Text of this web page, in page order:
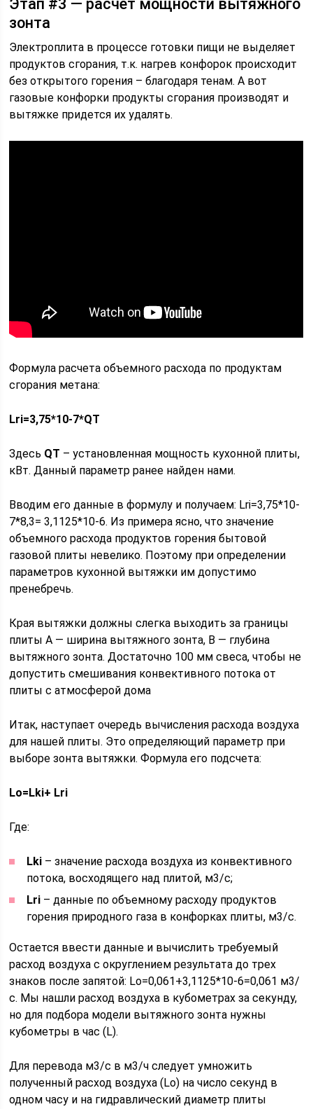
Этап #3 — расчет мощности вытяжного
зонта
Электроплита в процессе готовки пищи не выделяет
продуктов сгорания, т.к. нагрев конфорок происходит
без открытого горения – благодаря тенам. А вот
газовые конфорки продукты сгорания производят и
вытяжке придется их удалять.
Формула расчета объемного расхода по продуктам
сгорания метана:
Lri=3,75*10-7*QT
Здесь QT – установленная мощность кухонной плиты,
кВт. Данный параметр ранее найден нами.
Вводим его данные в формулу и получаем: Lri=3,75*10-
7*8,3= 3,1125*10-6. Из примера ясно, что значение
объемного расхода продуктов горения бытовой
газовой плиты невелико. Поэтому при определении
параметров кухонной вытяжки им допустимо
пренебречь.
Края вытяжки должны слегка выходить за границы
плиты A — ширина вытяжного зонта, B — глубина
вытяжного зонта. Достаточно 100 мм свеса, чтобы не
допустить смешивания конвективного потока от
плиты с атмосферой дома
Итак, наступает очередь вычисления расхода воздуха
для нашей плиты. Это определяющий параметр при
выборе зонта вытяжки. Формула его подсчета:
Lo=Lki+ Lri
Где:
Lki – значение расхода воздуха из конвективного
потока, восходящего над плитой, м3/с;
Lri – данные по объемному расходу продуктов
горения природного газа в конфорках плиты, м3/с.
Остается ввести данные и вычислить требуемый
расход воздуха с округлением результата до трех
знаков после запятой: Lo=0,061+3,1125*10-6=0,061 м3/
с. Мы нашли расход воздуха в кубометрах за секунду,
но для подбора модели вытяжного зонта нужны
кубометры в час (L).
Для перевода м3/с в м3/ч следует умножить
полученный расход воздуха (Lo) на число секунд в
одном часу и на гидравлический диаметр плиты